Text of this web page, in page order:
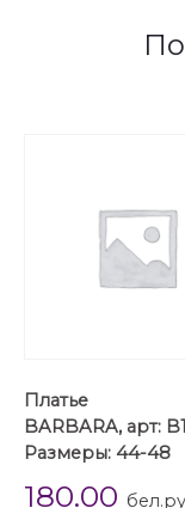
Платье
BARBARA, арт:
Размеры: 44-48
180.00